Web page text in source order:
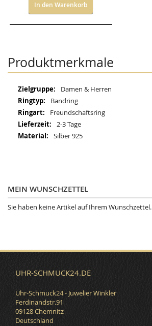
In den Warenkorb
Produktmerkmale
Mehr
Informationen
Damen & Herren
Bandring
Freundschaftsring
2-3 Tage
Silber 925
MEIN WUNSCHZETTEL
Sie haben keine Artikel auf Ihrem Wunschzettel.
UHR-SCHMUCK24.DE
Uhr-Schmuck24 - Juwelier Winkler
Ferdinandstr.91
09128 Chemnitz
Deutschland